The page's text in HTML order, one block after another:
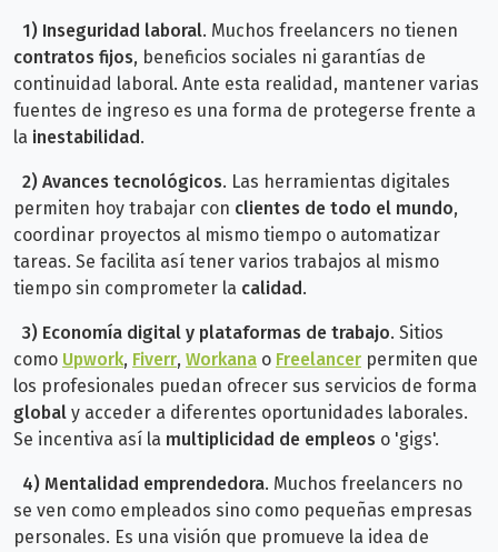
1) Inseguridad laboral. Muchos freelancers no tienen
contratos fijos, beneficios sociales ni garantías de
continuidad laboral. Ante esta realidad, mantener varias
fuentes de ingreso es una forma de protegerse frente a
la inestabilidad .
2) Avances tecnológicos. Las herramientas digitales
permiten hoy trabajar con clientes de todo el mundo,
coordinar proyectos al mismo tiempo o automatizar
tareas. Se facilita así tener varios trabajos al mismo
tiempo sin comprometer la calidad .
3) Economía digital y plataformas de trabajo. Sitios
como Upwork, Fiverr, Workana o Freelancer permiten que
los profesionales puedan ofrecer sus servicios de forma
global y acceder a diferentes oportunidades laborales.
Se incentiva así la multiplicidad de empleos o 'gigs'.
4) Mentalidad emprendedora. Muchos freelancers no
se ven como empleados sino como pequeñas empresas
personales. Es una visión que promueve la idea de